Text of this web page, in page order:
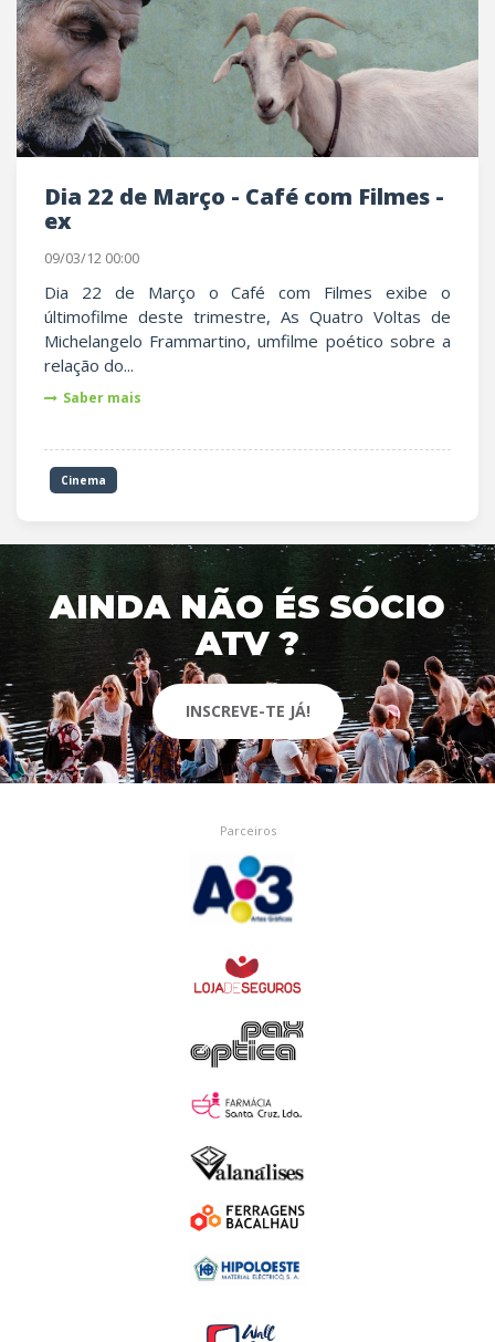
Dia 22 de Março - Café com Filmes -
ex
09/03/12 00:00
Dia 22 de Março o Café com Filmes exibe o
últimofilme deste trimestre, As Quatro Voltas de
Michelangelo Frammartino, umfilme poético sobre a
relação do...
Saber mais
Cinema
AINDA NÃO ÉS SÓCIO
ATV ?
INSCREVE-TE JÁ!
Parceiros